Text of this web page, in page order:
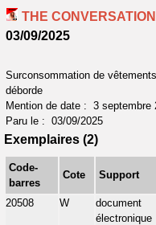
THE CONVERSATION
03/09/2025
Surconsommation de
déborde
Mention de date : 3 septembre
Paru le : 03/09/2025
Exemplaires (2)
Code-
barres
Cote Support
20508 W
document
électronique